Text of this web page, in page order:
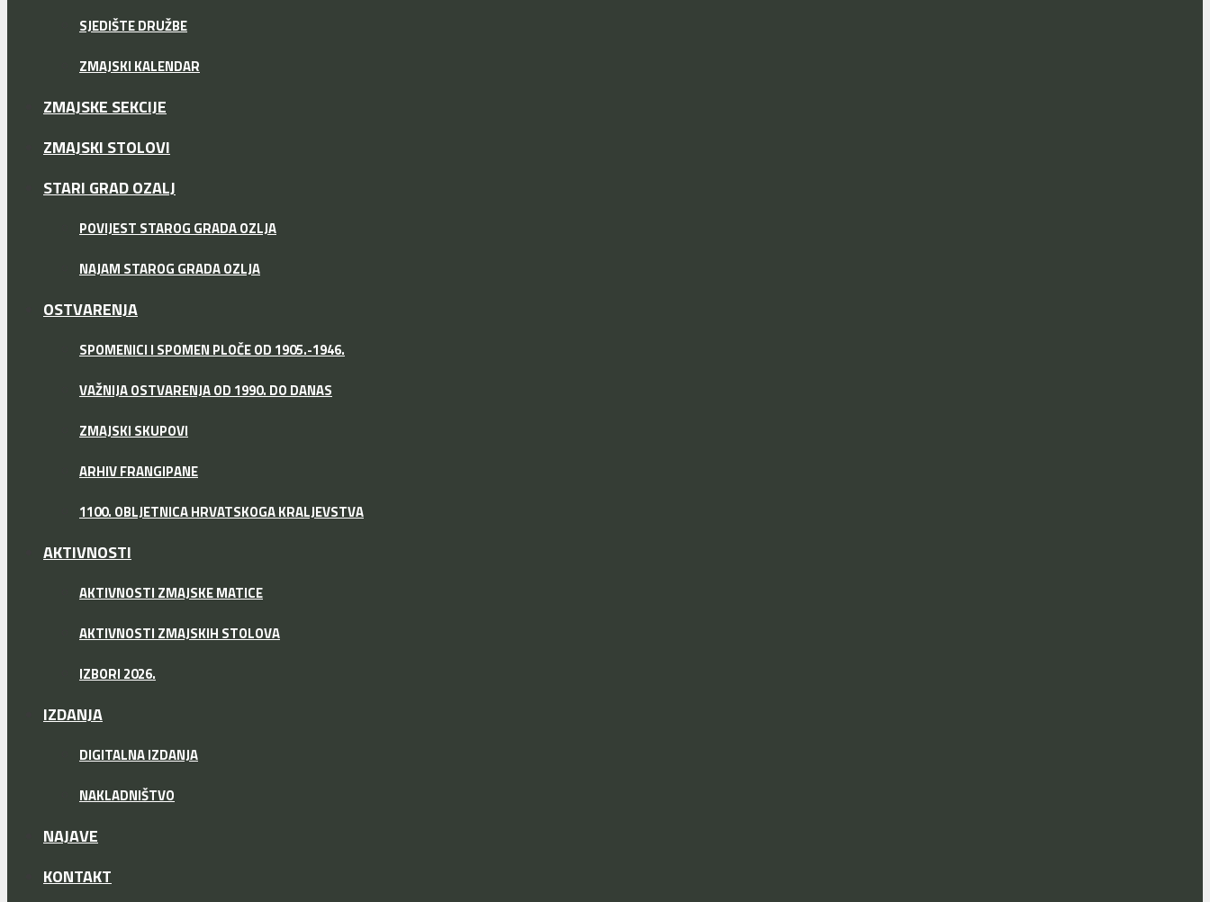
SJEDIŠTE DRUŽBE
ZMAJSKI KALENDAR
ZMAJSKE SEKCIJE
ZMAJSKI STOLOVI
STARI GRAD OZALJ
POVIJEST STAROG GRADA OZLJA
NAJAM STAROG GRADA OZLJA
OSTVARENJA
SPOMENICI I SPOMEN PLOČE OD 1905.-1946.
VAŽNIJA OSTVARENJA OD 1990. DO DANAS
ZMAJSKI SKUPOVI
ARHIV FRANGIPANE
1100. OBLJETNICA HRVATSKOGA KRALJEVSTVA
AKTIVNOSTI
AKTIVNOSTI ZMAJSKE MATICE
AKTIVNOSTI ZMAJSKIH STOLOVA
IZBORI 2026.
IZDANJA
DIGITALNA IZDANJA
NAKLADNIŠTVO
NAJAVE
KONTAKT